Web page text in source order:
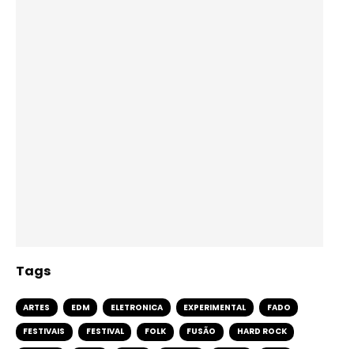
Tags
ARTES EDM ELETRONICA EXPERIMENTAL FADO
FESTIVAIS FESTIVAL FOLK FUSÃO HARD ROCK